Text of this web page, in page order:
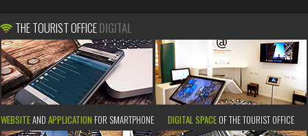
THE TOURIST OFFICEDIGITAL
WEBSITEAND APPLICATION FOR SMARTPHONE DIGITAL SPACE OF THE TOURIST OFFICE